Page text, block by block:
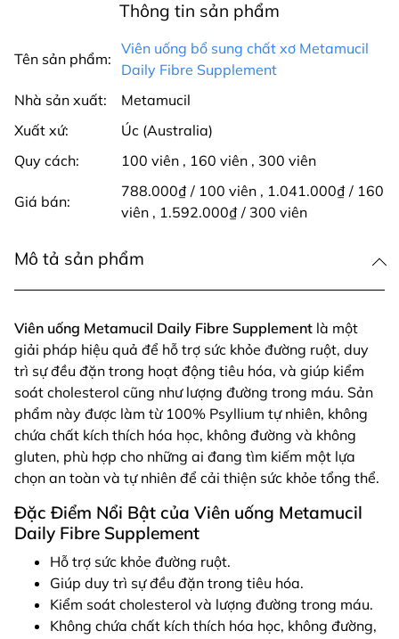
Thông tin sản phẩm
Tên sản phẩm:
Viên uống bổ sung chất xơ Metamucil
Daily Fibre Supplement
Nhà sản xuất:
Metamucil
Xuất xứ:
Úc (Australia)
Quy cách:
100 viên , 160 viên , 300 viên
Giá bán:
788.000₫ / 100 viên , 1.041.000₫ / 160
viên , 1.592.000₫ / 300 viên
Mô tả sản phẩm
Viên uống Metamucil Daily Fibre Supplement là một
giải pháp hiệu quả để hỗ trợ sức khỏe đường ruột, duy
trì sự đều đặn trong hoạt động tiêu hóa, và giúp kiểm
soát cholesterol cũng như lượng đường trong máu. Sản
phẩm này được làm từ 100% Psyllium tự nhiên, không
chứa chất kích thích hóa học, không đường và không
gluten, phù hợp cho những ai đang tìm kiếm một lựa
chọn an toàn và tự nhiên để cải thiện sức khỏe tổng thể.
Đặc Điểm Nổi Bật của Viên uống Metamucil
Daily Fibre Supplement
Hỗ trợ sức khỏe đường ruột.
Giúp duy trì sự đều đặn trong tiêu hóa.
Kiểm soát cholesterol và lượng đường trong máu.
Không chứa chất kích thích hóa học, không đường,